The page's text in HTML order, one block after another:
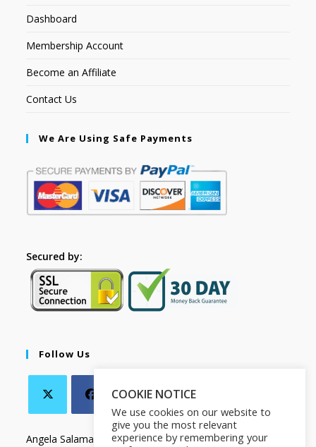
Dashboard
Membership Account
Become an Affiliate
Contact Us
We Are Using Safe Payments
Secured by:
Follow Us
Angela Salamanca
COOKIE NOTICE
We use cookies on our website to
give you the most relevant
experience by remembering your